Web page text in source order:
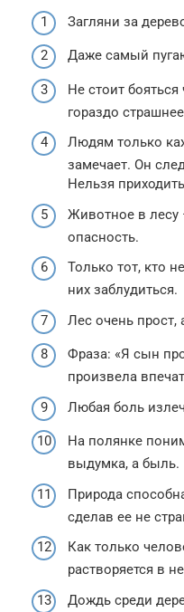
Загляни за
Даже самый
Не стоит
гораздо
Людям только
замечает. Он
Нельзя
Животное в лесу
опасность.
Только тот, кто
них заблудиться.
Лес очень прост,
Фраза: «Я сын
произвела
Любая боль
На полянке
выдумка, а быль.
Природа
сделав ее не
Как только
растворяется в
Дождь среди